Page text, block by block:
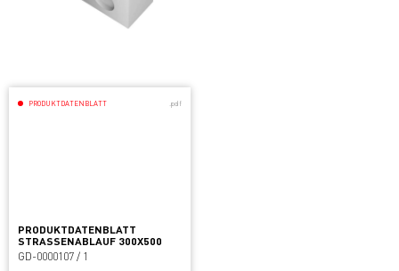
PRODUKTDATENBLATT .pdf
PRODUKTDATENBLATT
STRASSENABLAUF 300X500
GD-0000107 / 1